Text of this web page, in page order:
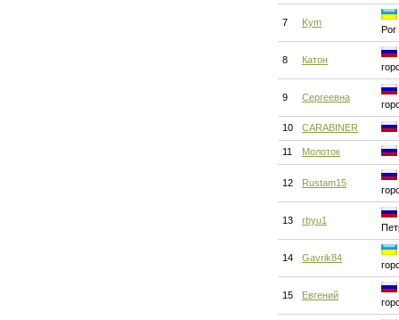
7 Kym
Рог
8 Катон
9 Сергеевна
10 CARABINER
11 Молоток
12 Rustam15
13 rbyu1
14 Gavrik84
15 Евгений